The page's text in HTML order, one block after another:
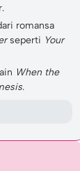
romansa
seperti Your
When the
.